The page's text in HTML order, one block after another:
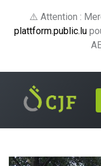
⚠️ Attention :
plattform.public.lu